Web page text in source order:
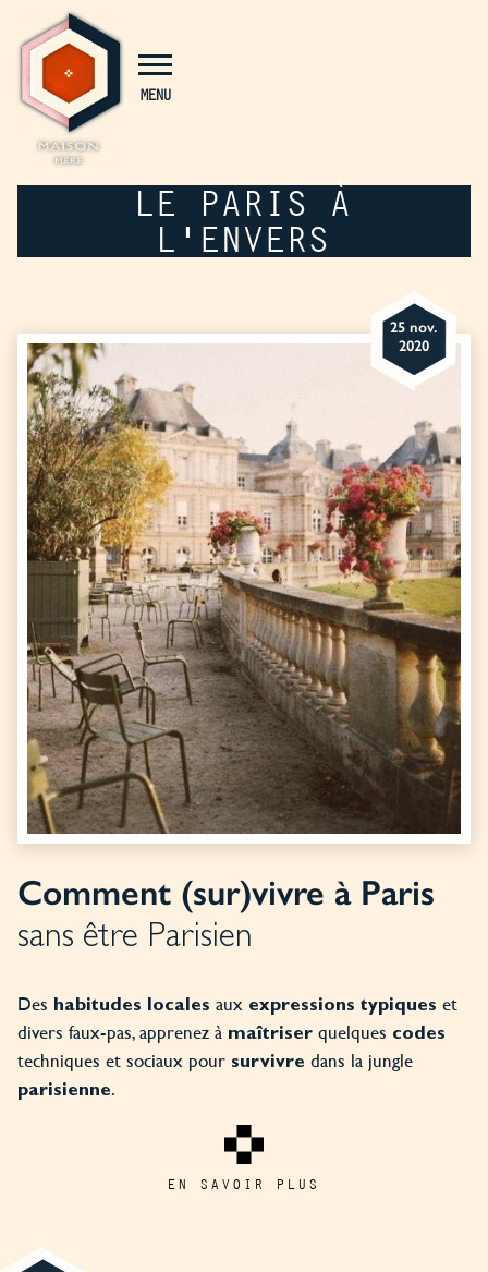
MENU
LE PARIS À
L'ENVERS
Comment (sur)vivre à Paris
sans être Parisien
Des habitudes locales aux expressions typiques et
divers faux-pas, apprenez à maîtriser quelques codes
techniques et sociaux pour survivre dans la jungle
parisienne.
EN SAVOIR PLUS
25 nov.
2020
Panneau de gestion des cookies